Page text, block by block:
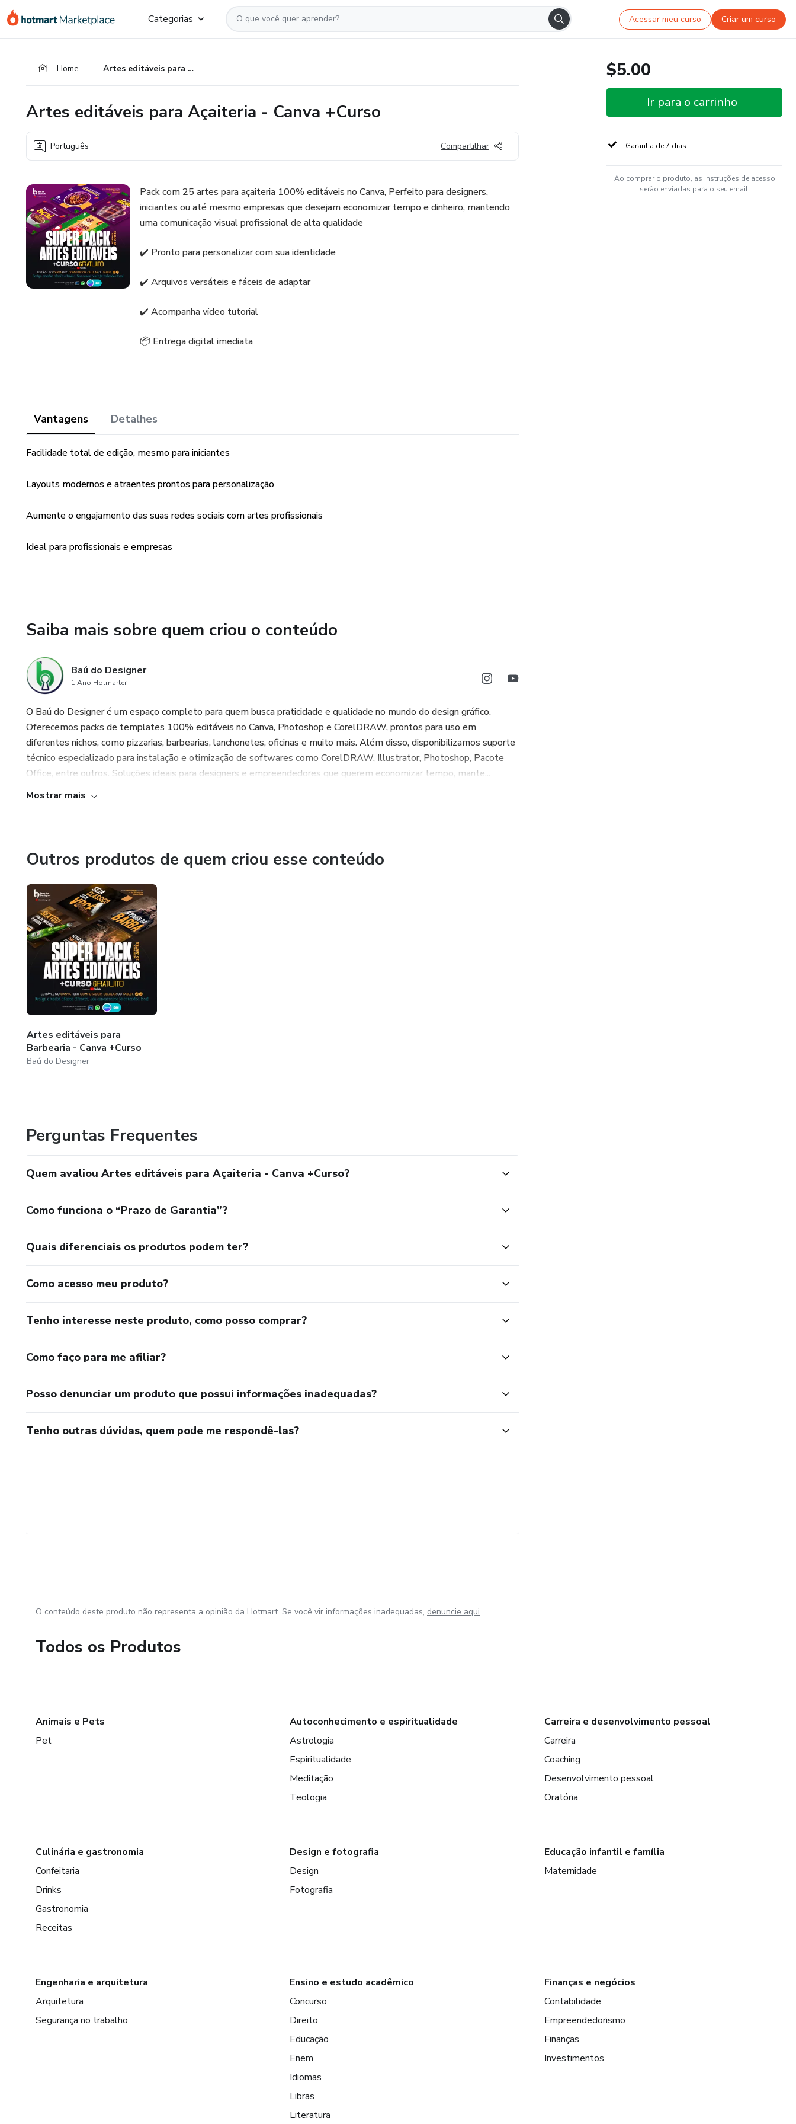
para
para
para
Categorias Acessar meu curso Criar um curso
Home Artes editáveis para Açaiteria - Canva +Curso
Artes editáveis para Açaiteria - Canva +Curso
Português Compartilhar
Pack com 25 artes para açaiteria 100% editáveis no Canva, Perfeito para designers,
iniciantes ou até mesmo empresas que desejam economizar tempo e dinheiro, mantendo
uma comunicação visual profissional de alta qualidade
✔️ Pronto para personalizar com sua identidade
✔️ Arquivos versáteis e fáceis de adaptar
✔️ Acompanha vídeo tutorial
📦 Entrega digital imediata
Vantagens Detalhes
Facilidade total de edição, mesmo para iniciantes
Layouts modernos e atraentes prontos para personalização
Aumente o engajamento das suas redes sociais com artes profissionais
Ideal para profissionais e empresas
Saiba mais sobre quem criou o conteúdo
Baú do Designer
1 Ano Hotmarter
O Baú do Designer é um espaço completo para quem busca praticidade e qualidade no mundo do design gráfico.
Oferecemos packs de templates 100% editáveis no Canva, Photoshop e CorelDRAW, prontos para uso em
diferentes nichos, como pizzarias, barbearias, lanchonetes, oficinas e muito mais. Além disso, disponibilizamos suporte
técnico especializado para instalação e otimização de softwares como CorelDRAW, Illustrator, Photoshop, Pacote
Office, entre outros. Soluções ideais para designers e empreendedores que querem economizar tempo, mante...
Mostrar mais
Outros produtos de quem criou esse conteúdo
Artes editáveis para
Barbearia - Canva +Curso
Baú do Designer
Perguntas Frequentes
Quem avaliou Artes editáveis para Açaiteria - Canva +Curso?
Como funciona o “Prazo de Garantia”?
Quais diferenciais os produtos podem ter?
Como acesso meu produto?
Tenho interesse neste produto, como posso comprar?
Como faço para me afiliar?
Posso denunciar um produto que possui informações inadequadas?
Tenho outras dúvidas, quem pode me respondê-las?
$5.00
Ir para o carrinho
Garantia de 7 dias
Ao comprar o produto, as instruções de acesso
serão enviadas para o seu email.
O conteúdo deste produto não representa a opinião da Hotmart. Se você vir informações inadequadas, denuncie aqui
Todos os Produtos
Animais e Pets
Pet
Autoconhecimento e espiritualidade
Astrologia
Espiritualidade
Meditação
Teologia
Carreira e desenvolvimento pessoal
Carreira
Coaching
Desenvolvimento pessoal
Oratória
Culinária e gastronomia
Confeitaria
Drinks
Gastronomia
Receitas
Design e fotografia
Design
Fotografia
Educação infantil e família
Maternidade
Engenharia e arquitetura
Arquitetura
Segurança no trabalho
Ensino e estudo acadêmico
Concurso
Direito
Educação
Enem
Idiomas
Libras
Literatura
Finanças e negócios
Contabilidade
Empreendedorismo
Finanças
Investimentos